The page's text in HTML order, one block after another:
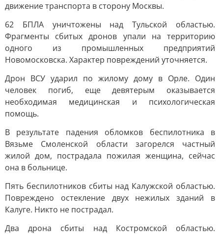
движение транспорта в сторону Москвы.
62 БПЛА уничтожены над Тульской областью.
Фрагменты сбитых дронов упали на территорию
одного из промышленных предприятий
Новомосковска. Характер повреждений уточняется.
Дрон ВСУ ударил по жилому дому в Орле. Один
человек погиб, еще девятерым оказывается
необходимая медицинская и психологическая
помощь.
В результате падения обломков беспилотника в
Вязьме Смоленской области загорелся частный
жилой дом, пострадала пожилая женщина, сейчас
она в больнице.
Пять беспилотников сбиты над Калужской областью.
Повреждено остекление двух нежилых зданий в
Калуге. Никто не пострадал.
Два дрона сбиты над Костромской областью.